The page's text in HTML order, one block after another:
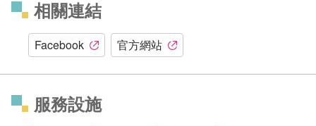
相關連結
Facebook 官方網站
服務設施